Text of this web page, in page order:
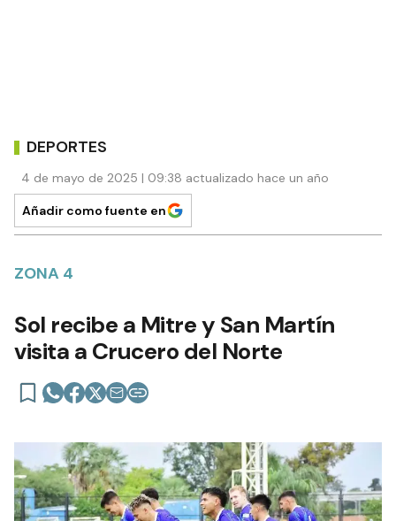
DEPORTES
4 de mayo de 2025 | 09:38 actualizado hace un año
Añadir como fuente en
ZONA 4
Sol recibe a Mitre y San Martín
visita a Crucero del Norte